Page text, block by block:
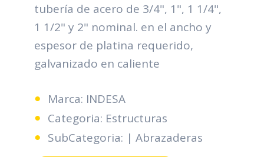
tubería de acero de 3/4", 1", 1 1/4",
1 1/2" y 2" nominal. en el ancho y
espesor de platina requerido,
galvanizado en caliente
Marca: INDESA
Categoria: Estructuras
SubCategoria: | Abrazaderas